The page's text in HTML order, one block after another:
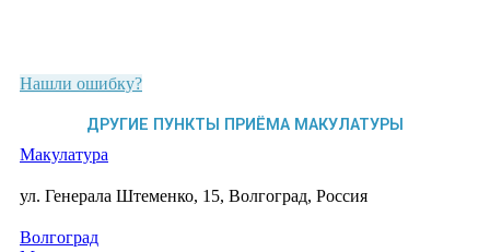
Нашли ошибку?
ДРУГИЕ ПУНКТЫ ПРИЁМА МАКУЛАТУРЫ
Макулатура
ул. Генерала Штеменко, 15, Волгоград, Россия
Волгоград